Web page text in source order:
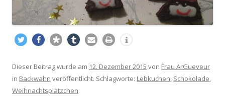
Dieser Beitrag wurde am 12. Dezember 2015 von Frau ArGueveur
in Backwahn veröffentlicht. Schlagworte: Lebkuchen, Schokolade,
Weihnachtsplätzchen.